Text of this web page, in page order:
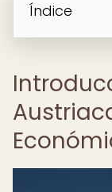
Índice